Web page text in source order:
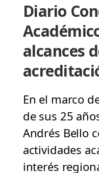
Diario
alcances
En el marco
de sus 25
Andrés Bello
actividades
interés